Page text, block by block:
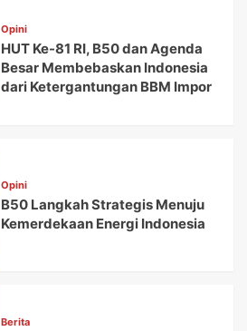
Opini
HUT Ke-81 RI, B50 dan Agenda
Besar Membebaskan Indonesia
dari Ketergantungan BBM Impor
Opini
B50 Langkah Strategis Menuju
Kemerdekaan Energi Indonesia
Berita